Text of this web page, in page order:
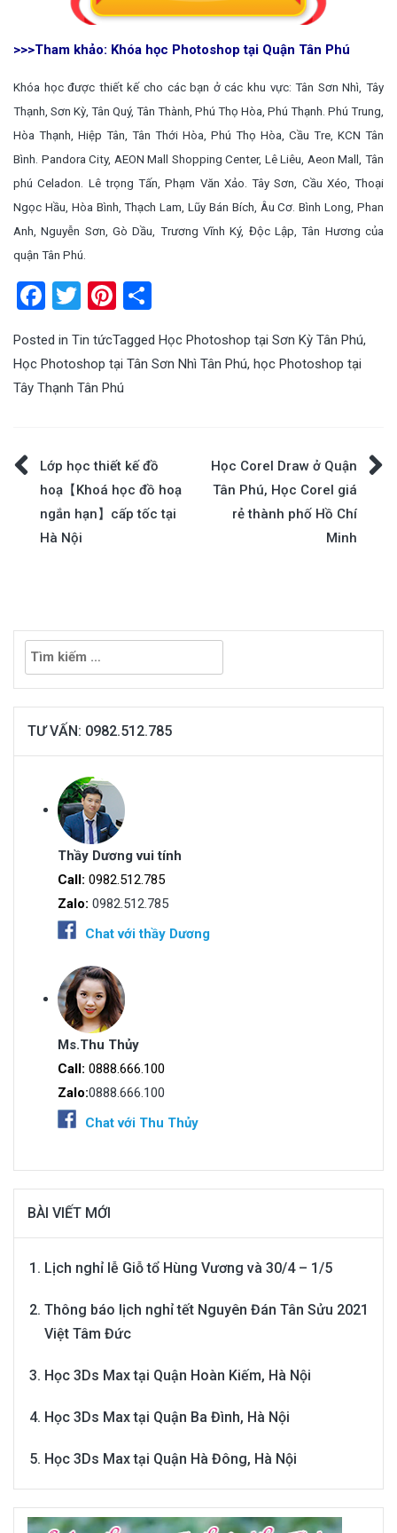
>>>Tham khảo: Khóa học Photoshop tại Quận Tân Phú
Khóa học được thiết kế cho các bạn ở các khu vực: Tân Sơn Nhì, Tây
Thạnh, Sơn Kỳ, Tân Quý, Tân Thành, Phú Thọ Hòa, Phú Thạnh. Phú Trung,
Hòa Thạnh, Hiệp Tân, Tân Thới Hòa, Phú Thọ Hòa, Cầu Tre, KCN Tân
Bình. Pandora City, AEON Mall Shopping Center, Lê Liêu, Aeon Mall, Tân
phú Celadon. Lê trọng Tấn, Phạm Văn Xảo. Tây Sơn, Cầu Xéo, Thoại
Ngọc Hầu, Hòa Bình, Thạch Lam, Lũy Bán Bích, Âu Cơ. Bình Long, Phan
Anh, Nguyễn Sơn, Gò Dầu, Trương Vĩnh Ký, Độc Lập, Tân Hương của
quận Tân Phú.
Facebook
TwitterPinterest
Posted in Tin tứcTagged Học Photoshop tại Sơn Kỳ Tân Phú,
Học Photoshop tại Tân Sơn Nhì Tân Phú, học Photoshop tại
Tây Thạnh Tân Phú
Điều
hướng
bài
Lớp học thiết kế đồ
hoạ【Khoá học đồ hoạ
ngắn hạn】cấp tốc tại
Hà Nội
Học Corel Draw ở Quận
Tân Phú, Học Corel giá
rẻ thành phố Hồ Chí
Minh
Tìm
kiếm
cho:
TƯ VẤN: 0982.512.785
Thầy Dương vui tính
Call: 0982.512.785
Zalo: 0982.512.785
Chat với thầy Dương
Ms.Thu Thủy
Call: 0888.666.100
Zalo:0888.666.100
Chat với Thu Thủy
BÀI VIẾT MỚI
Lịch nghỉ lễ Giỗ tổ Hùng Vương và 30/4 – 1/5
Thông báo lịch nghỉ tết Nguyên Đán Tân Sửu 2021
Việt Tâm Đức
Học 3Ds Max tại Quận Hoàn Kiếm, Hà Nội
Học 3Ds Max tại Quận Ba Đình, Hà Nội
Học 3Ds Max tại Quận Hà Đông, Hà Nội